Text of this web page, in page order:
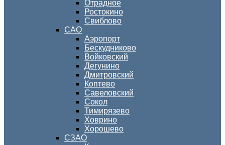
Отрадное
Ростокино
Свиблово
САО
Аэропорт
Бескудниково
Войковский
Дегунино
Дмитровский
Коптево
Савеловский
Сокол
Тимирязево
Ховрино
Хорошево
СЗАО